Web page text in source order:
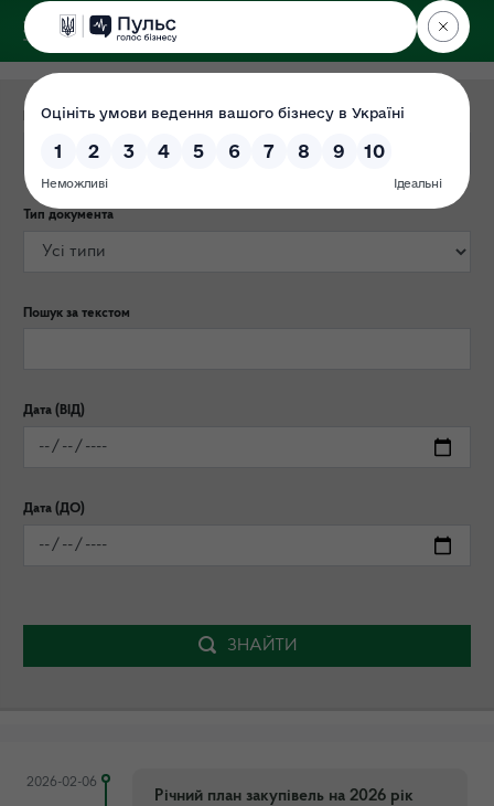
ДЕРЖЕКОІНСПЕКЦІЯ
Центрального округу
Категорія публікації
Тип документа
Пошук за текстом
Дата (ВІД)
Дата (ДО)
ЗНАЙТИ
2026-02-06
Річний план закупівель на 2026 рік